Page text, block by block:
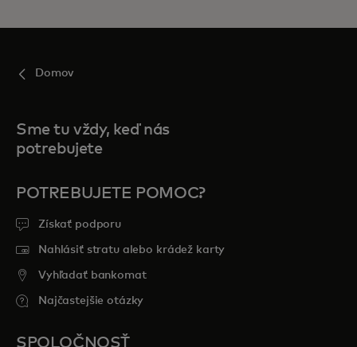
Domov
Sme tu vždy, keď nás
potrebujete
POTREBUJETE POMOC?
Získať podporu
Nahlásiť stratu alebo krádež karty
Vyhľadať bankomat
Najčastejšie otázky
SPOLOČNOSŤ